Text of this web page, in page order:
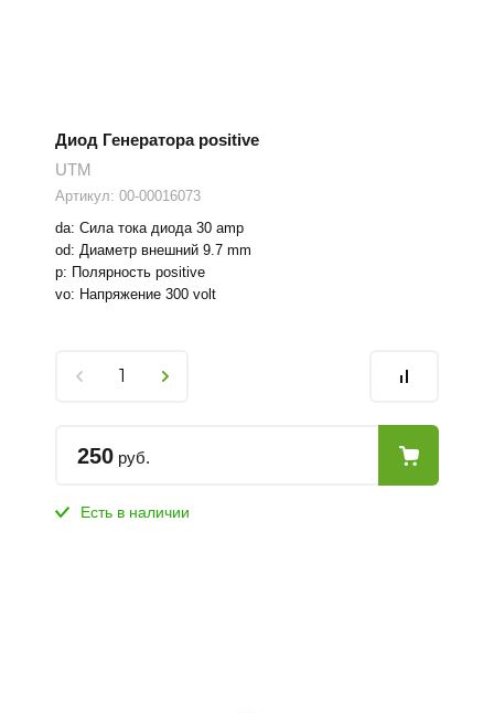
Диод Генератора positive
UTM
Артикул: 00-00016073
da: Сила тока диода 30 amp
od: Диаметр внешний 9.7 mm
p: Полярность positive
vo: Напряжение 300 volt
250 руб.
Есть в наличии